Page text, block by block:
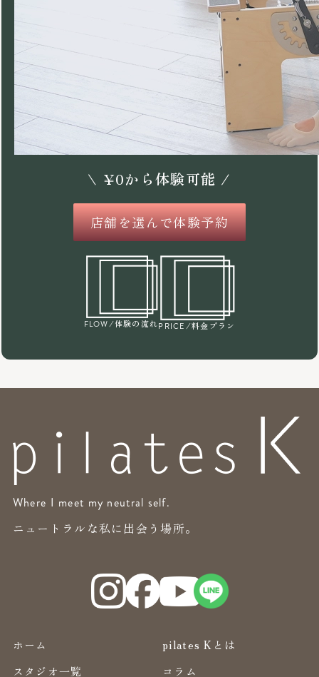
\ ¥0から体験可能 /
店舗を選んで体験予約
FLOW /体験の流れPRICE /料金プラン
Where I meet my neutral self.
ニュートラルな私に出会う場所。
ホーム
pilates Kとは
スタジオ一覧
コラム